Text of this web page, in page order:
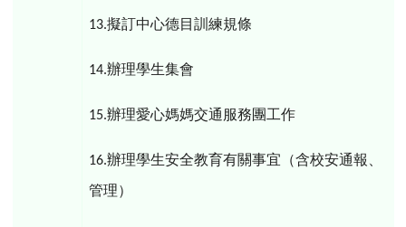
13.擬訂中心德目訓練規條
14.辦理學生集會
15.辦理愛心媽媽交通服務團工作
16.辦理學生安全教育有關事宜（含校安通報、
管理）